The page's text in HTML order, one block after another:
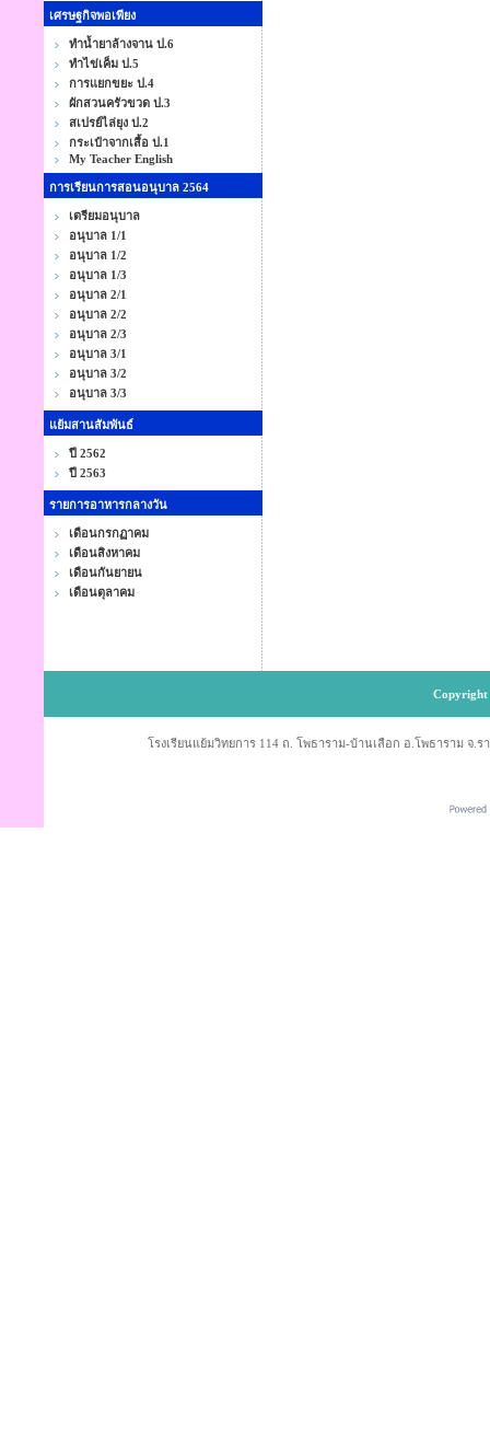
เศรษฐกิจพอเพียง
ทำน้ำยาล้างจาน ป.6
ทำไข่เค็ม ป.5
การแยกขยะ ป.4
ผักสวนครัวขวด ป.3
สเปรย์ไล่ยุง ป.2
กระเป๋าจากเสื้อ ป.1
My Teacher English
การเรียนการสอนอนุบาล 2564
เตรียมอนุบาล
อนุบาล 1/1
อนุบาล 1/2
อนุบาล 1/3
อนุบาล 2/1
อนุบาล 2/2
อนุบาล 2/3
อนุบาล 3/1
อนุบาล 3/2
อนุบาล 3/3
แย้มสานสัมพันธ์
ปี 2562
ปี 2563
รายการอาหารกลางวัน
เดือนกรกฏาคม
เดือนสิงหาคม
เดือนกันยายน
เดือนตุลาคม
Copyright
โรงเรียนแย้มวิทยการ 114 ถ. โพธาราม-บ้านเลือก อ.โพธาราม จ.